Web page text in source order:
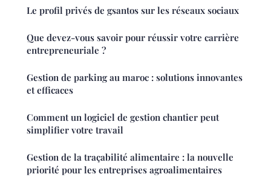
Le profil privés de gsantos sur les réseaux sociaux
Que devez-vous savoir pour réussir votre carrière
entrepreneuriale ?
Gestion de parking au maroc : solutions innovantes
et efficaces
Comment un logiciel de gestion chantier peut
simplifier votre travail
Gestion de la traçabilité alimentaire : la nouvelle
priorité pour les entreprises agroalimentaires